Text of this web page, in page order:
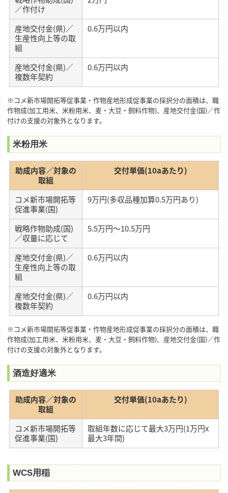
／作付け
産地交付金(県)／
生産性向上等の取
組
0.6万円以内
産地交付金(県)／
複数年契約
0.6万円以内
※コメ新市場開拓等促事業・作物産地形成促事業の採択分の面積は、職
作物成(加工用米、米粉用米、麦・大豆・飼料作物)、産地交付金(国)／作
付けの支援の対象外となります。
米粉用米
助成内容／対象の
取組
交付単価(10aあたり)
コメ新市場開拓等
促進事業(国)
9万円(多収品種加算0.5万円あり)
戦略作物助成(国)
／収量に応じて
5.5万円〜10.5万円
産地交付金(県)／
生産性向上等の取
組
0.6万円以内
産地交付金(県)／
複数年契約
0.6万円以内
※コメ新市場開拓等促事業・作物産地形成促事業の採択分の面積は、職
作物成(加工用米、米粉用米、麦・大豆・飼料作物)、産地交付金(国)／作
付けの支援の対象外となります。
酒造好適米
助成内容／対象の
取組
交付単価(10aあたり)
コメ新市場開拓等
促進事業(国)
取組年数に応じて最大3万円(1万円x
最大3年間)
WCS用稲